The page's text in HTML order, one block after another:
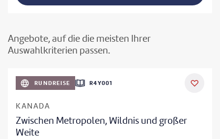
Angebote, auf die die meisten Ihrer
Auswahlkriterien passen.
RUNDREISE R4Y001
KANADA
Zwischen Metropolen, Wildnis und großer
Weite